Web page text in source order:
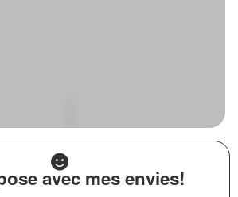
avec mes envies!